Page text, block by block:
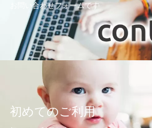
お問い合わせフォームです
初めてのご利用